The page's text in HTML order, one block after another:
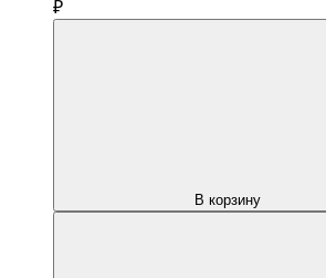
₽
В корзину